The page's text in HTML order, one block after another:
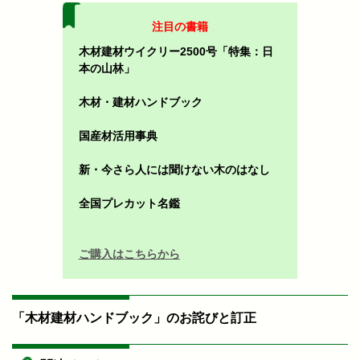
注目の書籍
木材建材ウイクリー2500号「特集：日
本の山林」
木材・建材ハンドブック
国産材活用事典
新・今さら人には聞けない木のはなし
全国プレカット名鑑
ご購入はこちらから
「木材建材ハンドブック」のお詫びと訂正